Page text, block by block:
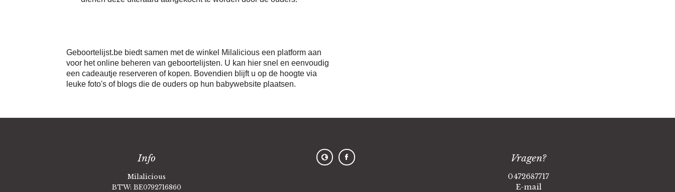
Geboortelijst.be biedt samen met de winkel Milalicious een platform aan
voor het online beheren van geboortelijsten. U kan hier snel en eenvoudig
een cadeautje reserveren of kopen. Bovendien blijft u op de hoogte via
leuke foto's of blogs die de ouders op hun babywebsite plaatsen.
Info
Milalicious
BTW: BE0792716860
Vragen?
0472687717
E-mail